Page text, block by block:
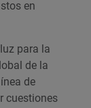
en
para la
de la
de
cuestiones